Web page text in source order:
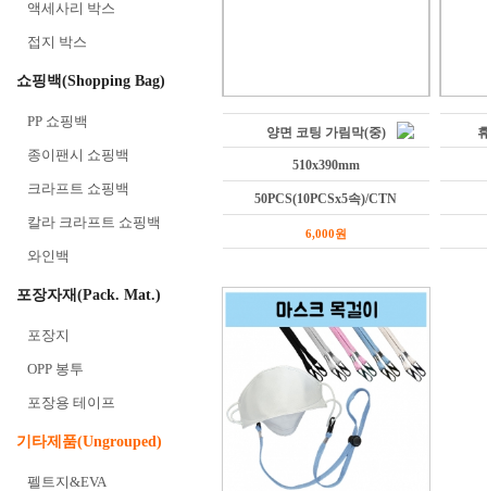
액세사리 박스
접지 박스
쇼핑백(Shopping Bag)
PP 쇼핑백
종이팬시 쇼핑백
크라프트 쇼핑백
칼라 크라프트 쇼핑백
와인백
포장자재(Pack. Mat.)
포장지
OPP 봉투
포장용 테이프
기타제품(Ungrouped)
펠트지&EVA
양면 코팅 가림막(중)
510x390mm
50PCS(10PCSx5속)/CTN
6,000원